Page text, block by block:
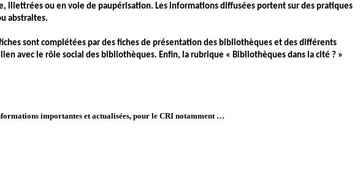
ou en voie de paupérisation. Les informations diffusées portent sur des pratiques
abstraites.
sont complétées par des fiches de présentation des bibliothèques et des différents
avec le rôle social des bibliothèques. Enfin, la rubrique « Bibliothèques dans la cité ? »
importantes et actualisées, pour le CRI notamment …